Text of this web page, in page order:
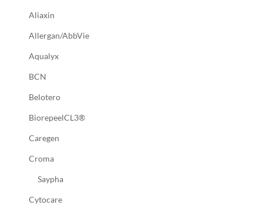
Aliaxin
Allergan/AbbVie
Aqualyx
BCN
Belotero
BiorepeelCL3®
Caregen
Croma
Saypha
Cytocare